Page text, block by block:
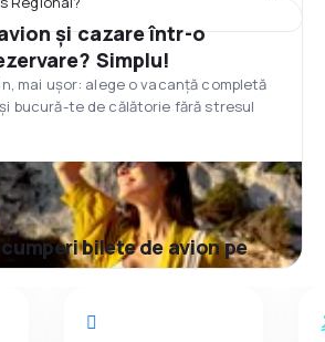
și cazare într-o
Simplu!
mai ușor: alege o vacanță completă
bucură-te de călătorie fără stresul
bilete de avion pe